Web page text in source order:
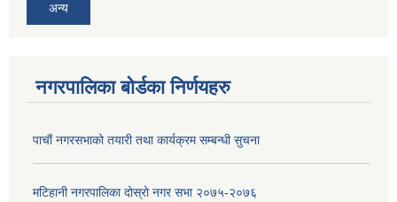
अन्य
नगरपालिका बोर्डका निर्णयहरु
पाचाैं नगरसभाको तयारी तथा कार्यक्रम सम्बन्धी सुचना
मटिहानी नगरपालिका दोस्रो नगर सभा २०७५-२०७६